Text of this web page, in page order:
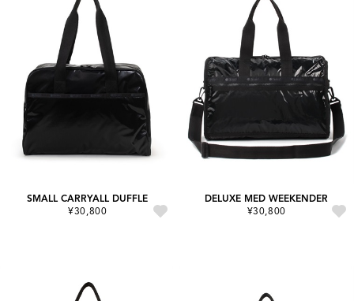
SMALL CARRYALL DUFFLE
¥30,800
DELUXE MED WEEKENDER
¥30,800